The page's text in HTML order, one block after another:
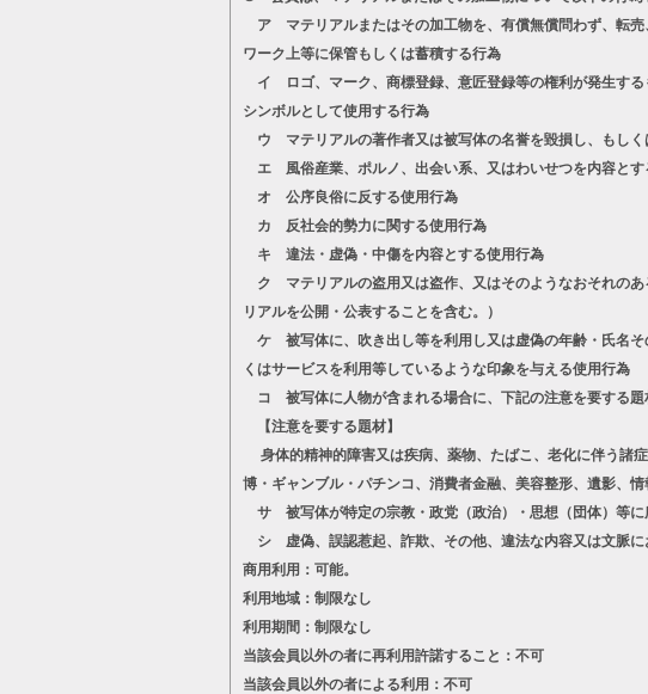
ア マテリアルまたはその加工物を、有償無償問わず、転売
ワーク上等に保管もしくは蓄積する行為
イ ロゴ、マーク、商標登録、意匠登録等の権利が発生する
シンボルとして使用する行為
ウ マテリアルの著作者又は被写体の名誉を毀損し、もしく
エ 風俗産業、ポルノ、出会い系、又はわいせつを内容とす
オ 公序良俗に反する使用行為
カ 反社会的勢力に関する使用行為
キ 違法・虚偽・中傷を内容とする使用行為
ク マテリアルの盗用又は盗作、又はそのようなおそれのあ
リアルを公開・公表することを含む。）
ケ 被写体に、吹き出し等を利用し又は虚偽の年齢・氏名そ
くはサービスを利用等しているような印象を与える使用行為
コ 被写体に人物が含まれる場合に、下記の注意を要する題
【注意を要する題材】
身体的精神的障害又は疾病、薬物、たばこ、老化に伴う諸
博・ギャンブル・パチンコ、消費者金融、美容整形、遺影、
サ 被写体が特定の宗教・政党（政治）・思想（団体）等に
シ 虚偽、誤認惹起、詐欺、その他、違法な内容又は文脈に
商用利用：可能。
利用地域：制限なし
利用期間：制限なし
当該会員以外の者に再利用許諾すること：不可
当該会員以外の者による利用：不可